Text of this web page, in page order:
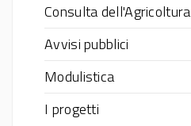
Consulta dell'Agricoltura
Avvisi pubblici
Modulistica
I progetti